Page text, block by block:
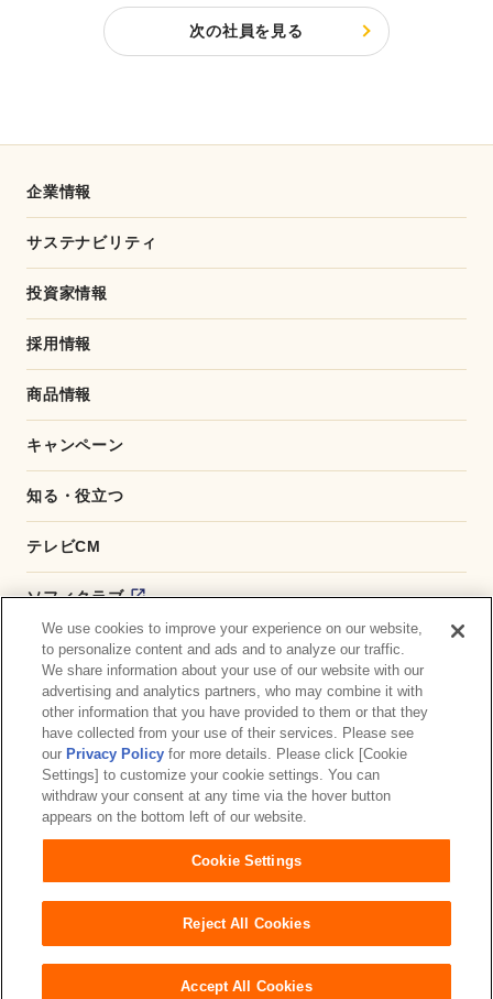
次の社員を見る
企業情報
サステナビリティ
投資家情報
採用情報
商品情報
キャンペーン
知る・役立つ
テレビCM
ソフィクラブ
かんたん応募サービス
ダイレクトショップ
商品取扱い店舗検索
お問い合わせ サイトマップ ウェブサイト利用規約
プライバシーポリシー 障がいの表記について
Copyright© Unicharm Corporation
We use cookies to improve your experience on our website,
to personalize content and ads and to analyze our traffic.
We share information about your use of our website with our
advertising and analytics partners, who may combine it with
other information that you have provided to them or that they
have collected from your use of their services. Please see
our Privacy Policy for more details. Please click [Cookie
Settings] to customize your cookie settings. You can
withdraw your consent at any time via the hover button
appears on the bottom left of our website.
Cookie Settings
Reject All Cookies
Accept All Cookies